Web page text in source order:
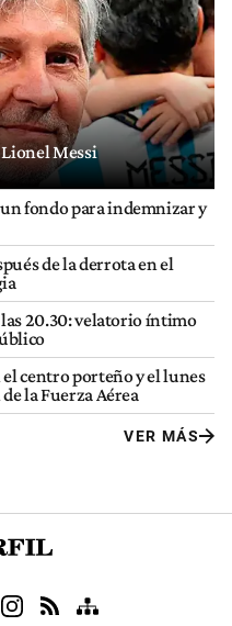
Messi
fondo para indemnizar y
de la derrota en el
20.30: velatorio íntimo
el centro porteño y el lunes
la Fuerza Aérea
VER MÁS